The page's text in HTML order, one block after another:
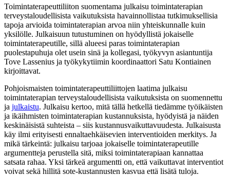
Toimintaterapeuttiliiton suomentama julkaisu toimintaterapian
terveystaloudellisista vaikutuksista havainnollistaa tutkimuksellisia
tapoja arvioida toimintaterapian arvoa niin yhteiskunnalle kuin
yksilölle. Julkaisuun tutustuminen on hyödyllistä jokaiselle
toimintaterapeutille, sillä alueesi paras toimintaterapian
puolestapuhuja olet usein sinä ja kollegasi, työkyvyn asiantuntija
Tove Lassenius ja työkykytiimin koordinaattori Satu Kontiainen
kirjoittavat.
Pohjoismaisten toimintaterapeuttiliittojen laatima julkaisu
toimintaterapian terveystaloudellisista vaikutuksista on suomennettu
ja julkaistu. Julkaisu kertoo, mitä tällä hetkellä tiedämme työikäisten
ja ikäihmisten toimintaterapian kustannuksista, hyödyistä ja näiden
keskinäisistä suhteista – siis kustannusvaikuttavuudesta. Julkaisusta
käy ilmi erityisesti ennaltaehkäisevien interventioiden merkitys. Ja
mikä tärkeintä: julkaisu tarjoaa jokaiselle toimintaterapeutille
argumentteja perustella sitä, miksi toimintaterapiaan kannattaa
satsata rahaa. Yksi tärkeä argumentti on, että vaikuttavat interventiot
voivat sekä hillitä sote-kustannusten kasvua että lisätä tuloja.